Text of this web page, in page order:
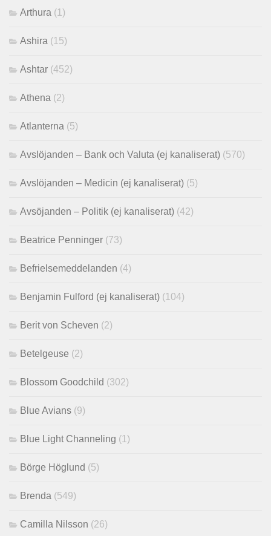
Arthura (1)
Ashira (15)
Ashtar (452)
Athena (2)
Atlanterna (5)
Avslöjanden – Bank och Valuta (ej kanaliserat) (570)
Avslöjanden – Medicin (ej kanaliserat) (5)
Avsöjanden – Politik (ej kanaliserat) (42)
Beatrice Penninger (73)
Befrielsemeddelanden (4)
Benjamin Fulford (ej kanaliserat) (104)
Berit von Scheven (2)
Betelgeuse (2)
Blossom Goodchild (302)
Blue Avians (9)
Blue Light Channeling (1)
Börge Höglund (5)
Brenda (549)
Camilla Nilsson (26)